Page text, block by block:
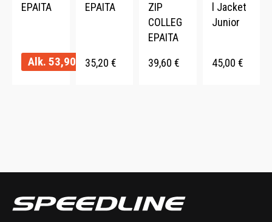
EPAITA
Alk. 53,90
EPAITA
35,20 €
ZIP
COLLEG
EPAITA
39,60 €
l Jacket
Junior
45,00 €